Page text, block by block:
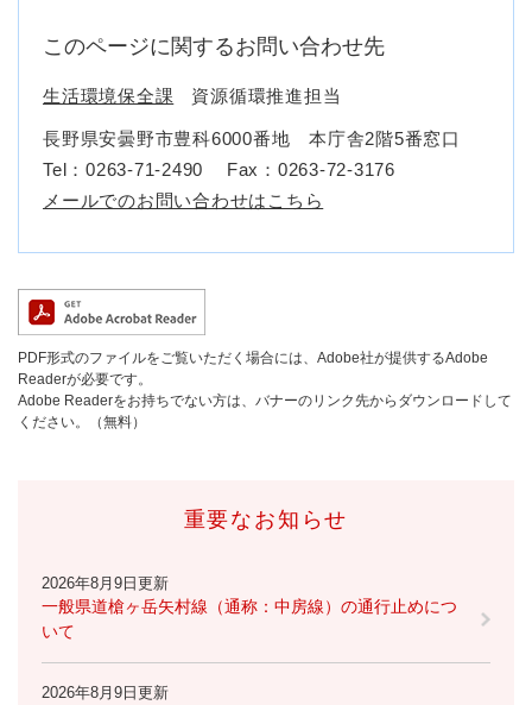
このページに関するお問い合わせ先
生活環境保全課 資源循環推進担当
長野県安曇野市豊科6000番地 本庁舎2階5番窓口
Tel：0263-71-2490
Fax：0263-72-3176
メールでのお問い合わせはこちら
PDF形式のファイルをご覧いただく場合には、Adobe社が提供するAdobe
Readerが必要です。
Adobe Readerをお持ちでない方は、バナーのリンク先からダウンロードして
ください。（無料）
重要なお知らせ
2026年8月9日更新
一般県道槍ヶ岳矢村線（通称：中房線）の通行止めにつ
いて
2026年8月9日更新